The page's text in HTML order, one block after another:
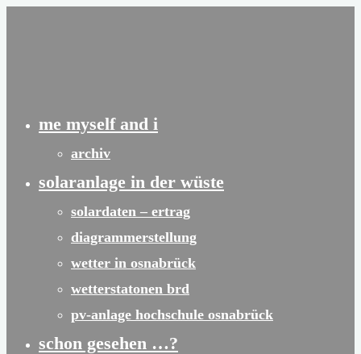
me myself and i
archiv
solaranlage in der wüste
solardaten – ertrag
diagrammerstellung
wetter in osnabrück
wetterstatonen brd
pv-anlage hochschule osnabrück
schon gesehen …?